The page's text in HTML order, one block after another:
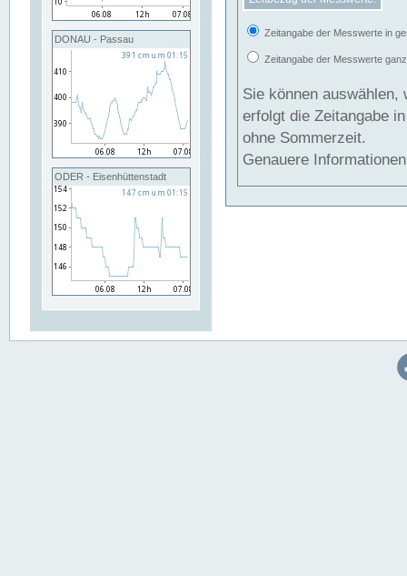
DONAU - Passau
ODER - Eisenhüttenstadt
Zeitangabe der Messwerte in
Zeitangabe der Messwerte
Sie können auswählen,
erfolgt die Zeitangabe
ohne Sommerzeit.
Genauere